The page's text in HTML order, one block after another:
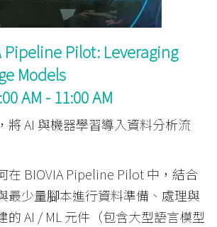
Pipeline Pilot: Leveraging
Models
AM - 11:00 AM
將 AI 與機器學習導入資料分析流
在 BIOVIA Pipeline Pilot 中，結合
最少量腳本進行資料準備、處理與
的 AI / ML 元件（包含大型語言模型